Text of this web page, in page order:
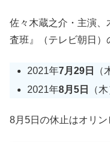
佐々木蔵之介・主演、
査班』（テレビ朝日
2021年7月29日
（
2021年8月5日 （
8月5日の休止はオリン